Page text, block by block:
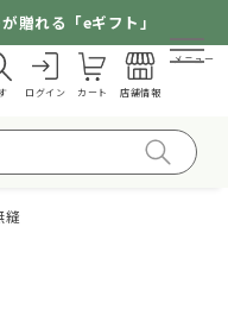
贈れる「eギフト」
ログイン カート 店舗情報
メニュー
縫